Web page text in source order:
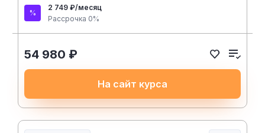
2 749 ₽/месяц
Рассрочка 0%
54 980 ₽
На сайт курса